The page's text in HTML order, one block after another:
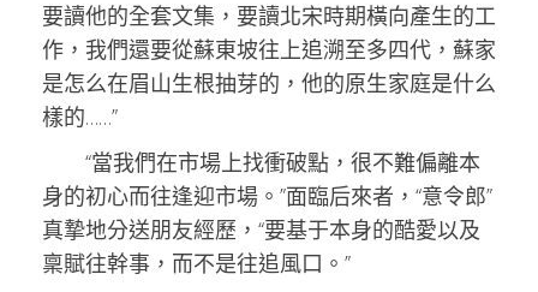
要讀他的全套文集，要讀北宋時期橫向產生的工
作，我們還要從蘇東坡往上追溯至多四代，蘇家
是怎么在眉山生根抽芽的，他的原生家庭是什么
樣的……”
“當我們在市場上找衝破點，很不難偏離本
身的初心而往逢迎市場。”面臨后來者，“意令郎”
真摯地分送朋友經歷，“要基于本身的酷愛以及
稟賦往幹事，而不是往追風口。”